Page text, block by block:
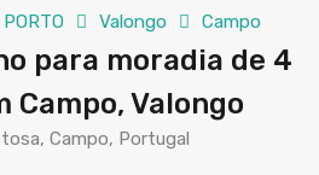
PORTO Valongo Campo
para moradia de 4
Campo, Valongo
Campo, Portugal